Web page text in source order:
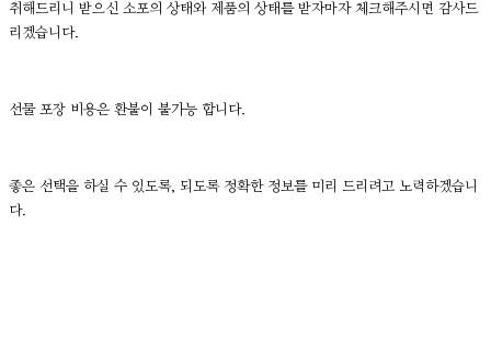
취해드리니 받으신 소포의 상태와 제품의 상태를 받자마자 체크해주시면 감사드
리겠습니다.
선물 포장 비용은 환불이 불가능 합니다.
좋은 선택을 하실 수 있도록, 되도록 정확한 정보를 미리 드리려고 노력하겠습니
다.